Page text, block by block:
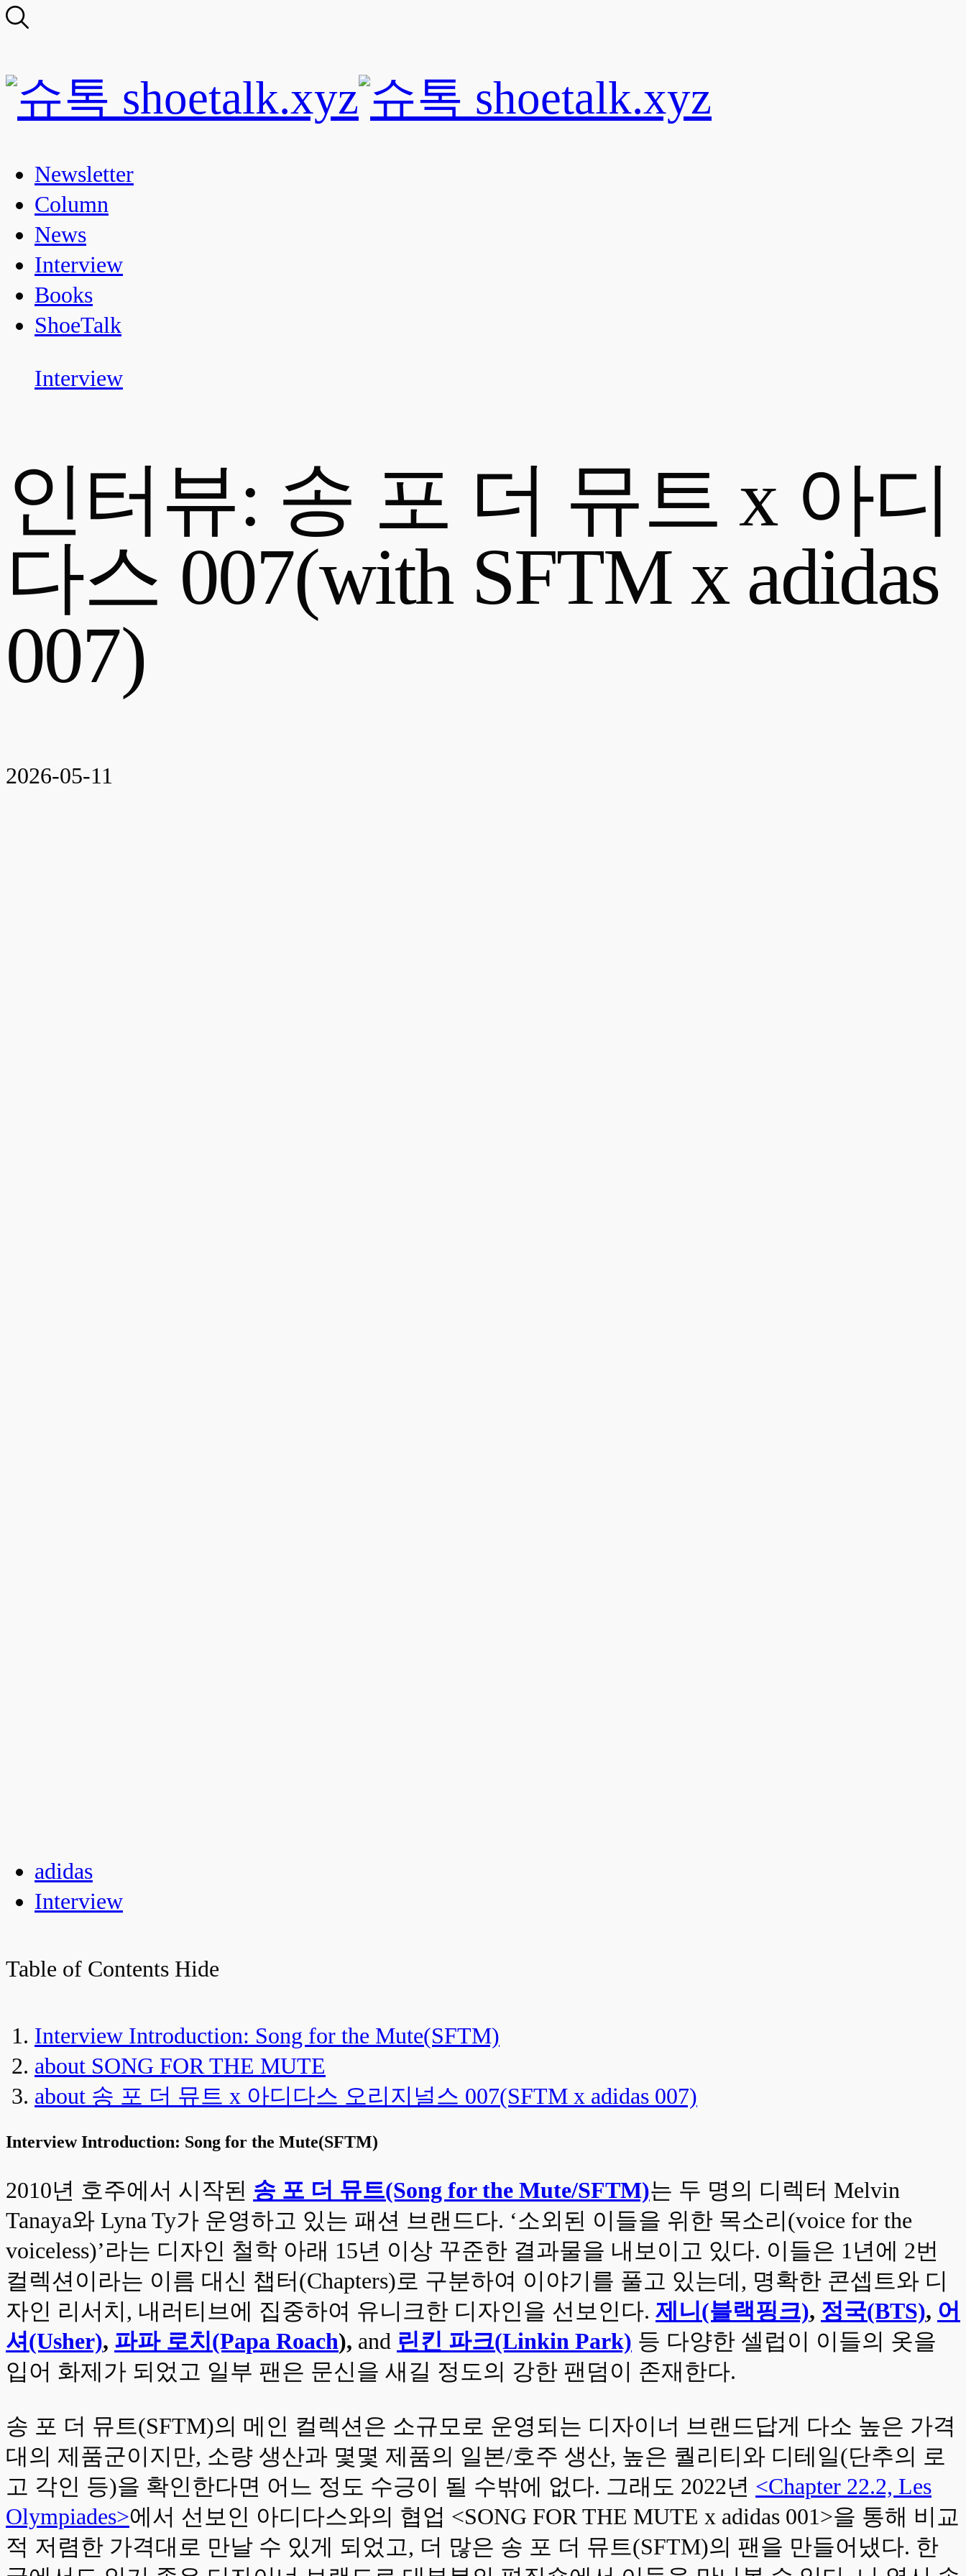
Newsletter
Column
News
Interview
Books
ShoeTalk
Interview
인터뷰: 송 포 더 뮤트 x 아디
다스 007(with SFTM x adidas
007)
2026-05-11
adidas
Interview
Table of Contents Hide
Interview Introduction: Song for the Mute(SFTM)
about SONG FOR THE MUTE
about 송 포 더 뮤트 x 아디다스 오리지널스 007(SFTM x adidas 007)
Interview Introduction: Song for the Mute(SFTM)
2010년 호주에서 시작된 송 포 더 뮤트(Song for the Mute/SFTM)는 두 명의 디렉터 Melvin
Tanaya와 Lyna Ty가 운영하고 있는 패션 브랜드다. ‘소외된 이들을 위한 목소리(voice for the
voiceless)’라는 디자인 철학 아래 15년 이상 꾸준한 결과물을 내보이고 있다. 이들은 1년에 2번
컬렉션이라는 이름 대신 챕터(Chapters)로 구분하여 이야기를 풀고 있는데, 명확한 콘셉트와 디
자인 리서치, 내러티브에 집중하여 유니크한 디자인을 선보인다. 제니(블랙핑크), 정국(BTS), 어
셔(Usher), 파파 로치(Papa Roach), and 린킨 파크(Linkin Park) 등 다양한 셀럽이 이들의 옷을
입어 화제가 되었고 일부 팬은 문신을 새길 정도의 강한 팬덤이 존재한다.
송 포 더 뮤트(SFTM)의 메인 컬렉션은 소규모로 운영되는 디자이너 브랜드답게 다소 높은 가격
대의 제품군이지만, 소량 생산과 몇몇 제품의 일본/호주 생산, 높은 퀄리티와 디테일(단추의 로
고 각인 등)을 확인한다면 어느 정도 수긍이 될 수밖에 없다. 그래도 2022년 <Chapter 22.2, Les
Olympiades>에서 선보인 아디다스와의 협업 <SONG FOR THE MUTE x adidas 001>을 통해 비교
적 저렴한 가격대로 만날 수 있게 되었고, 더 많은 송 포 더 뮤트(SFTM)의 팬을 만들어냈다. 한